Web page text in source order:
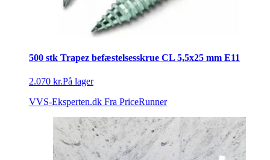
500 stk Trapez befæstelsesskrue CL 5,5x25 mm E11
2.070 kr.På lager
VVS-Eksperten.dk Fra PriceRunner